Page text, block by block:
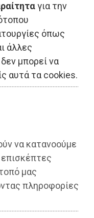
για την
όπως
άλλες
μπορεί να
αυτά τα cookies.
να κατανοούμε
μας
πληροφορίες
-
δύναμη»